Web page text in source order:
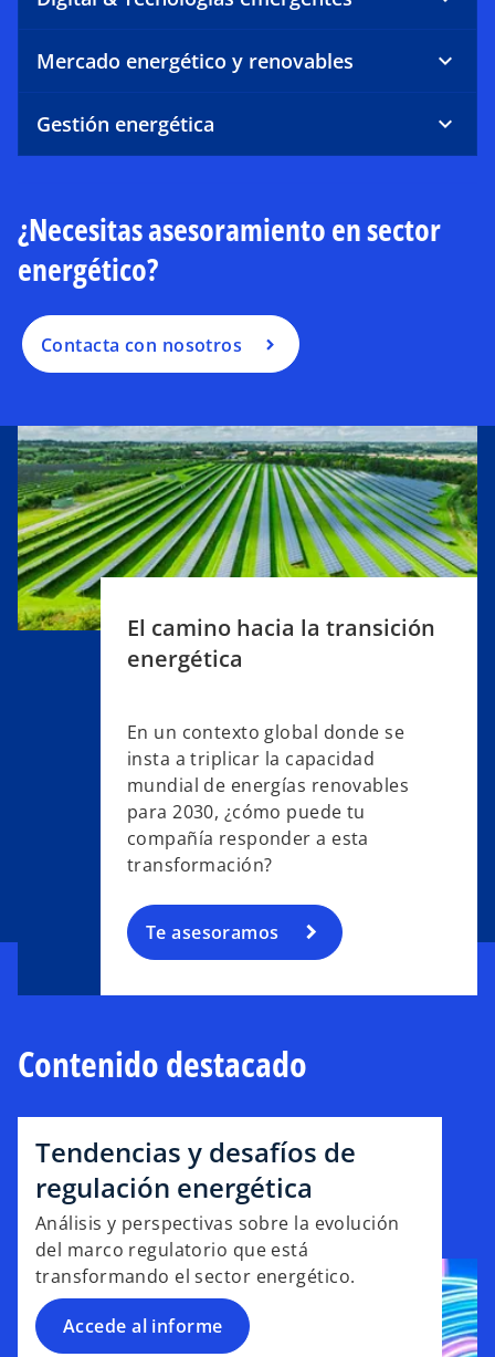
Mercado energético y renovables
Gestión energética
¿Necesitas asesoramiento en sector
energético?
Contacta con nosotros
El camino hacia la transición
energética
En un contexto global donde se
insta a triplicar la capacidad
mundial de energías renovables
para 2030, ¿cómo puede tu
compañía responder a esta
transformación?
Te asesoramos
Contenido destacado
Tendencias y desafíos de
regulación energética
Análisis y perspectivas sobre la evolución
del marco regulatorio que está
transformando el sector energético.
Accede al informe